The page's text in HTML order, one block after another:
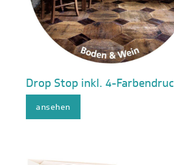
Drop Stop inkl. 4-
ansehen